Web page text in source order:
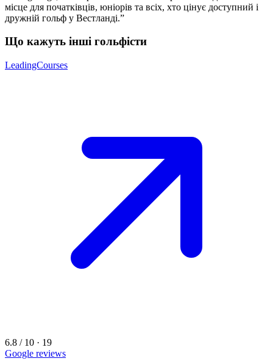
місце для початківців, юніорів та всіх, хто цінує доступний і
дружній гольф у Вестланді.”
Що кажуть інші гольфісти
LeadingCourses
6.8 / 10 · 19
Google reviews